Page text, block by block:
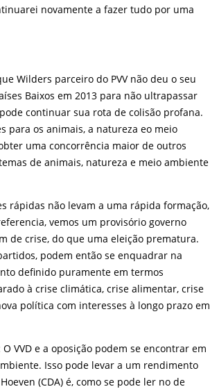
novamente a fazer tudo por uma
Wilders parceiro do PVV não deu o seu
Baixos em 2013 para não ultrapassar
continuar sua rota de colisão profana.
para os animais, a natureza eo meio
uma concorrência maior de outros
de animais, natureza e meio ambiente
rápidas não levam a uma rápida formação,
vemos um provisório governo
de crise, do que uma eleição prematura.
podem então se enquadrar na
definido puramente em termos
à crise climática, crise alimentar, crise
política com interesses à longo prazo em
VVD e a oposição podem se encontrar em
Isso pode levar a um rendimento
(CDA) é, como se pode ler no de